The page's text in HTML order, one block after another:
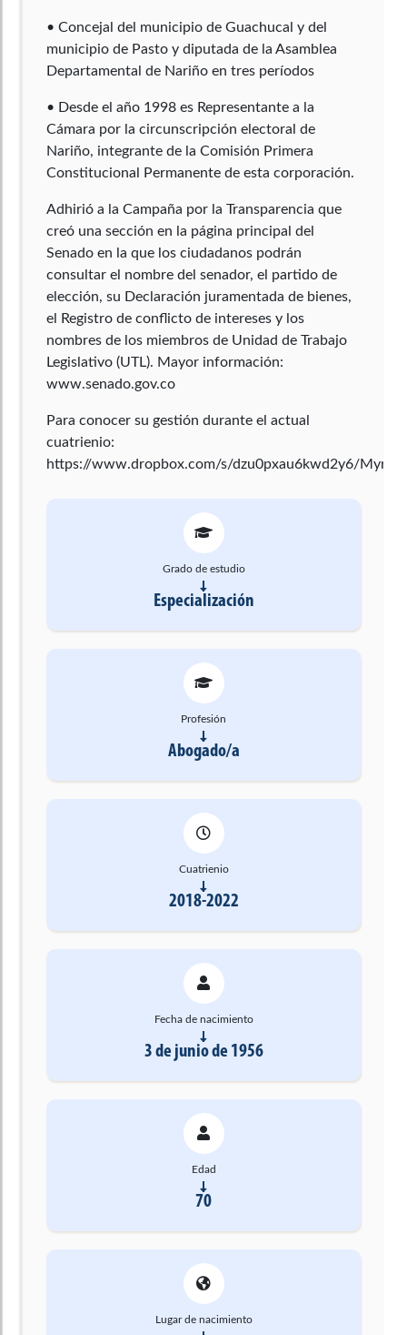
• Concejal del municipio de Guachucal y del
municipio de Pasto y diputada de la Asamblea
Departamental de Nariño en tres períodos
• Desde el año 1998 es Representante a la
Cámara por la circunscripción electoral de
Nariño, integrante de la Comisión Primera
Constitucional Permanente de esta corporación.
Adhirió a la Campaña por la Transparencia que
creó una sección en la página principal del
Senado en la que los ciudadanos podrán
consultar el nombre del senador, el partido de
elección, su Declaración juramentada de bienes,
el Registro de conflicto de intereses y los
nombres de los miembros de Unidad de Trabajo
Legislativo (UTL). Mayor información:
www.senado.gov.co
Para conocer su gestión durante el actual
cuatrienio:
https://www.dropbox.com/s/dzu0pxau6kwd2y6/
Grado de estudio
Especialización
Profesión
Abogado/a
Cuatrienio
2018-2022
Fecha de nacimiento
3 de junio de 1956
Edad
70
Lugar de nacimiento